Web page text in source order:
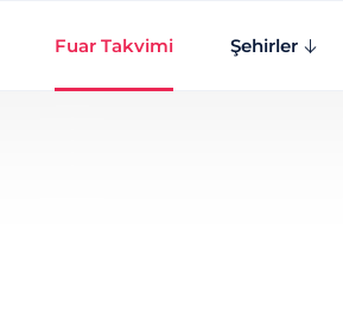
Fuar Takvimi
Şehirler